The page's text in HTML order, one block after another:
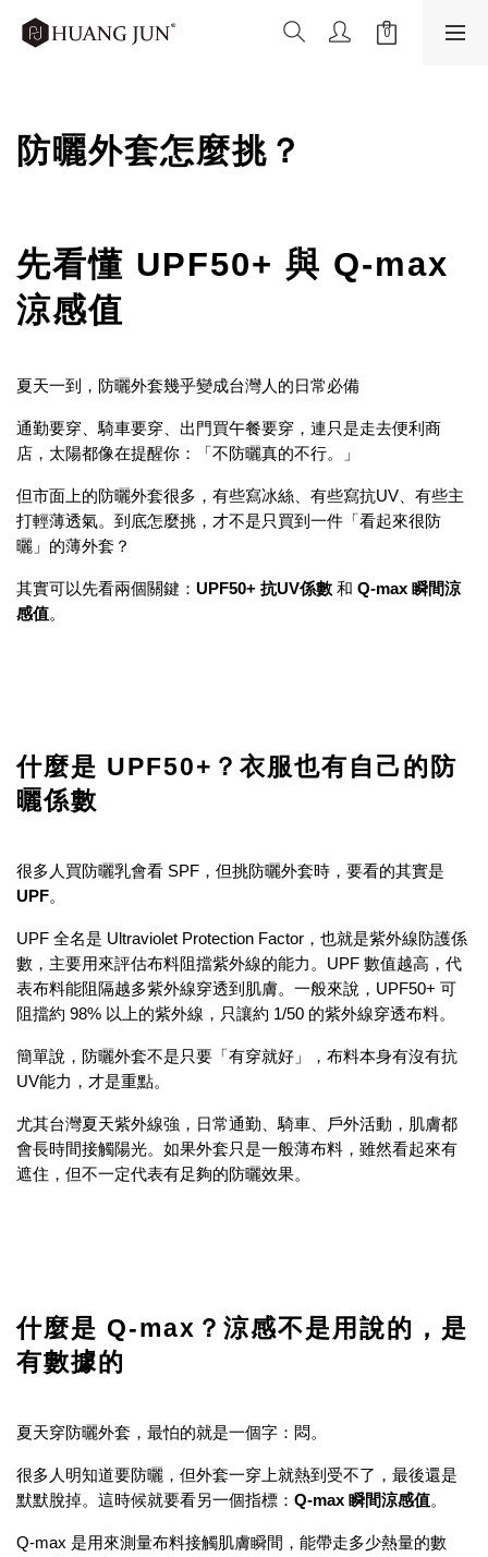
防曬外套怎麼挑？
先看懂 UPF50+ 與 Q-max
涼感值
夏天一到，防曬外套幾乎變成台灣人的日常必備
通勤要穿、騎車要穿、出門買午餐要穿，連只是走去便利商
店，太陽都像在提醒你：「不防曬真的不行。」
但市面上的防曬外套很多，有些寫冰絲、有些寫抗UV、有些主
打輕薄透氣。到底怎麼挑，才不是只買到一件「看起來很防
曬」的薄外套？
其實可以先看兩個關鍵： UPF50+ 抗UV係數 和 Q-max 瞬間涼
感值。
什麼是 UPF50+？衣服也有自己的防
曬係數
很多人買防曬乳會看 SPF，但挑防曬外套時，要看的其實是
UPF。
UPF 全名是 Ultraviolet Protection Factor，也就是紫外線防護係
數，主要用來評估布料阻擋紫外線的能力。UPF 數值越高，代
表布料能阻隔越多紫外線穿透到肌膚。一般來說，UPF50+ 可
阻擋約 98% 以上的紫外線，只讓約 1/50 的紫外線穿透布料。
簡單說，防曬外套不是只要「有穿就好」，布料本身有沒有抗
UV能力，才是重點。
尤其台灣夏天紫外線強，日常通勤、騎車、戶外活動，肌膚都
會長時間接觸陽光。如果外套只是一般薄布料，雖然看起來有
遮住，但不一定代表有足夠的防曬效果。
什麼是 Q-max？涼感不是用說的，是
有數據的
夏天穿防曬外套，最怕的就是一個字：悶。
很多人明知道要防曬，但外套一穿上就熱到受不了，最後還是
默默脫掉。這時候就要看另一個指標： Q-max 瞬間涼感值。
Q-max 是用來測量布料接觸肌膚瞬間，能帶走多少熱量的數